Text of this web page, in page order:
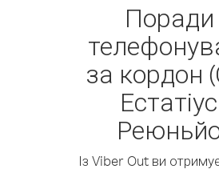
Поради
за кордон
Із Viber Out ви